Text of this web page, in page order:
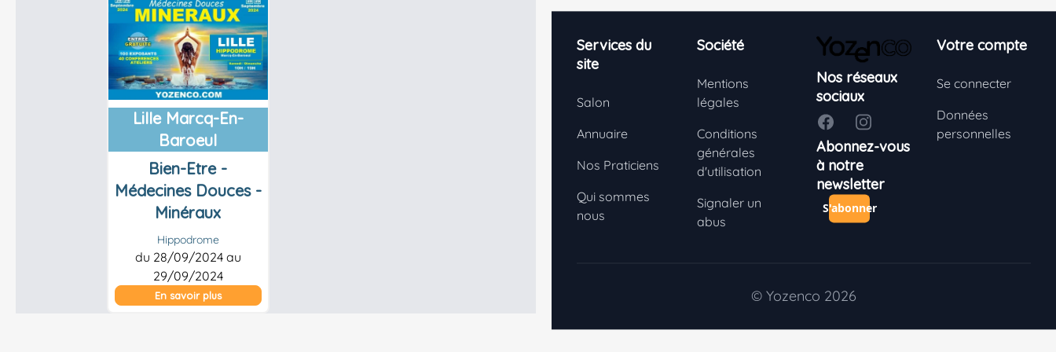
Lille Marcq-En-
Baroeul
Bien-Etre -
Médecines Douces -
Minéraux
Hippodrome
du 28/09/2024 au
29/09/2024
En savoir plus
Services du
site
Salon
Annuaire
Nos Praticiens
Qui sommes
nous
Société
Mentions
légales
Conditions
générales
d'utilisation
Signaler un
abus
Nos réseaux
sociaux
FacebookInstagram
Abonnez-vous
à notre
newsletter
S'abonner
Votre compte
Se connecter
Données
personnelles
© Yozenco 2026